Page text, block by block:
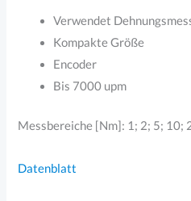
Verwendet
Kompakte Größe
Encoder
Bis 7000 upm
Messbereiche [Nm]: 1; 2; 5; 10;
Datenblatt